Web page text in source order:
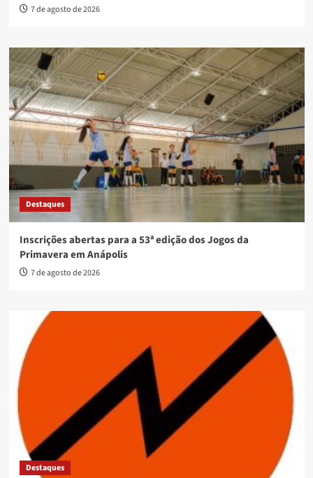
7 de agosto de 2026
Destaques
Inscrições abertas para a 53ª edição dos Jogos da
Primavera em Anápolis
7 de agosto de 2026
Destaques